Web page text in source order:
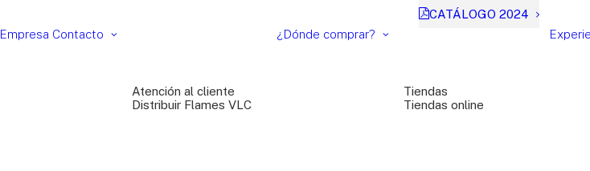
CATÁLOGO 2024
Empresa Contacto
Atención al cliente
Distribuir Flames VLC
¿Dónde comprar?
Tiendas
Tiendas online